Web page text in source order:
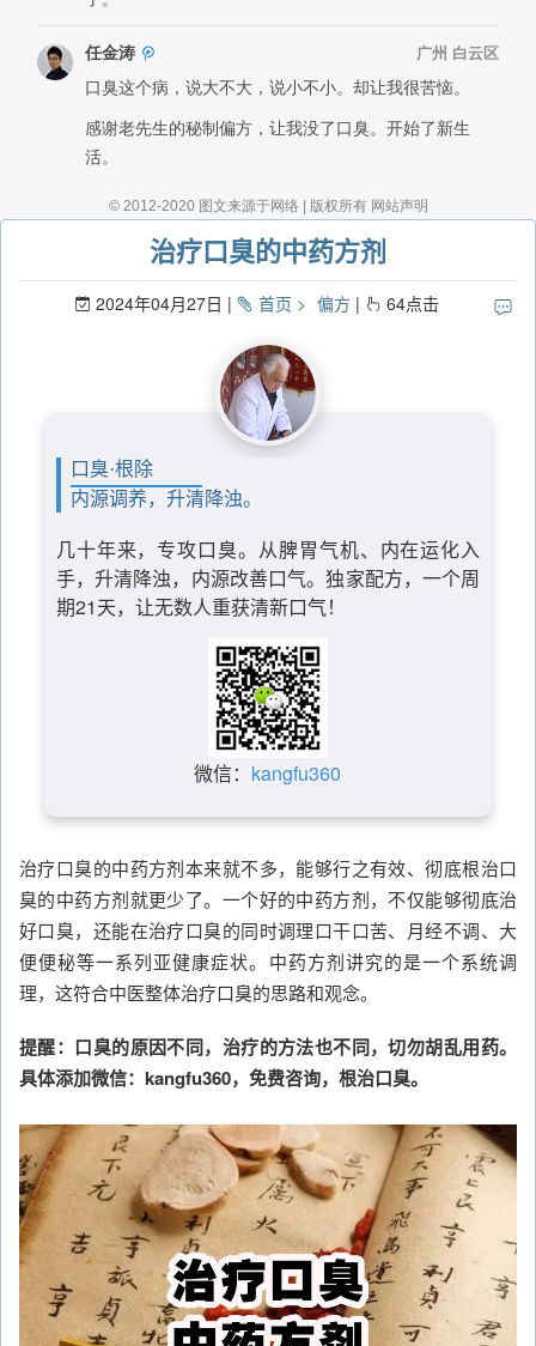
治疗口臭的中药方剂
2024年04月27日 首页 偏方 64点击
口臭·根除
内源调养，升清降浊。
几十年来，专攻口臭。从脾胃气机、内在运化入
手，升清降浊，内源改善口气。独家配方，一个周
期21天，让无数人重获清新口气！
微信： kangfu360
治疗口臭的中药方剂本来就不多，能够行之有效、彻底根治口
臭的中药方剂就更少了。一个好的中药方剂，不仅能够彻底治
好口臭，还能在治疗口臭的同时调理口干口苦、月经不调、大
便便秘等一系列亚健康症状。中药方剂讲究的是一个系统调
理，这符合中医整体治疗口臭的思路和观念。
提醒：口臭的原因不同，治疗的方法也不同，切勿胡乱用药。
具体添加微信：kangfu360，免费咨询，根治口臭。